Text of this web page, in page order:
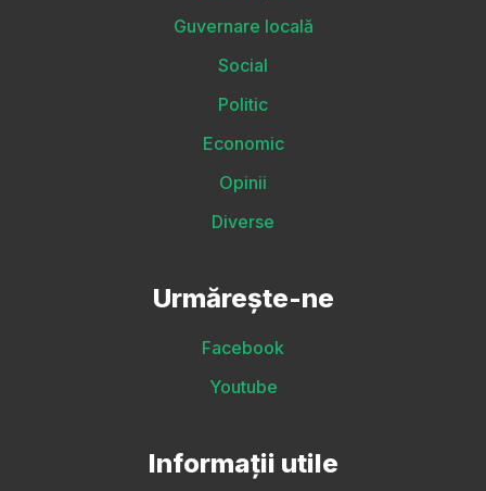
Guvernare locală
Social
Politic
Economic
Opinii
Diverse
Urmărește-ne
Facebook
Youtube
Informații utile